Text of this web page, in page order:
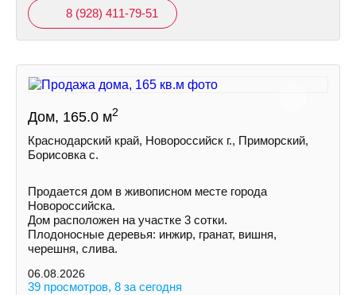
8 (928) 411-79-51
Дом, 165.0 м2
Краснодарский край, Новороссийск г., Приморский,
Борисовка с.
Продается дом в живописном месте города
Новороссийска.
Дом расположен на участке 3 сотки.
Плодоносные деревья: инжир, гранат, вишня,
черешня, слива.
06.08.2026
39 просмотров, 8 за сегодня